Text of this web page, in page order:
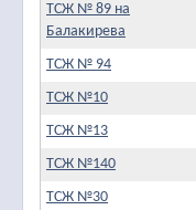
ТСЖ № 89 на
Балакирева
ТСЖ № 94
ТСЖ №10
ТСЖ №13
ТСЖ №140
ТСЖ №30